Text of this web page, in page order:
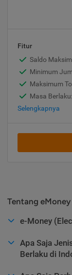
Fitur
Saldo
Minimum
Maksimum
Masa
Selengkapnya
Tentang
e-Money
Apa Saja
Berlaku di